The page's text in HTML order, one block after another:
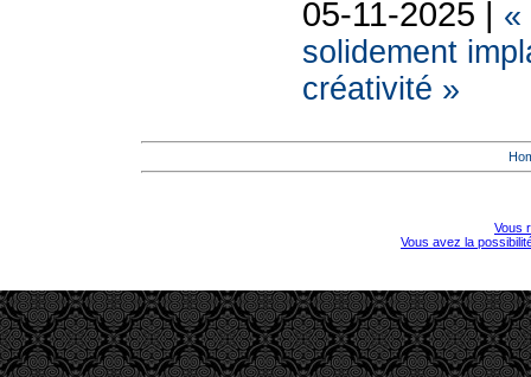
05-11-2025 | «
solidement
créativité »
Vous
Vous avez la